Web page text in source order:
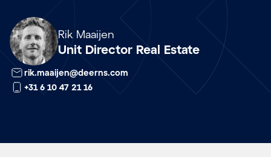
Rik Maaijen
Unit Director Real Estate
Array
rik.maaijen@deerns.com
+31 6 10 47 21 16